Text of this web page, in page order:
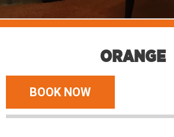
ORANGE
BOOK NOW